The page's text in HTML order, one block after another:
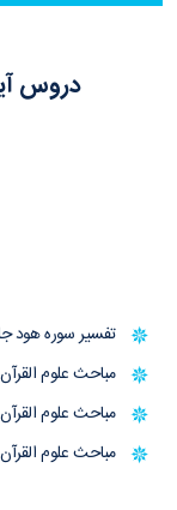
دروس
تفسیر سوره هود
مباحث علوم القرآن جلسه 49
مباحث علوم القرآن جلسه 48
مباحث علوم القرآن جلسه 47